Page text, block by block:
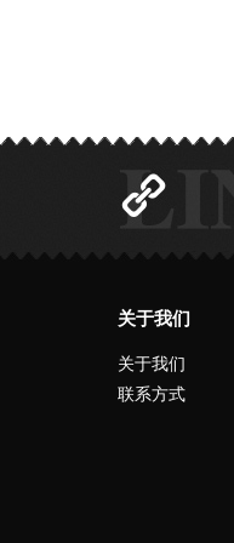
关于我们
关于我们
联系方式